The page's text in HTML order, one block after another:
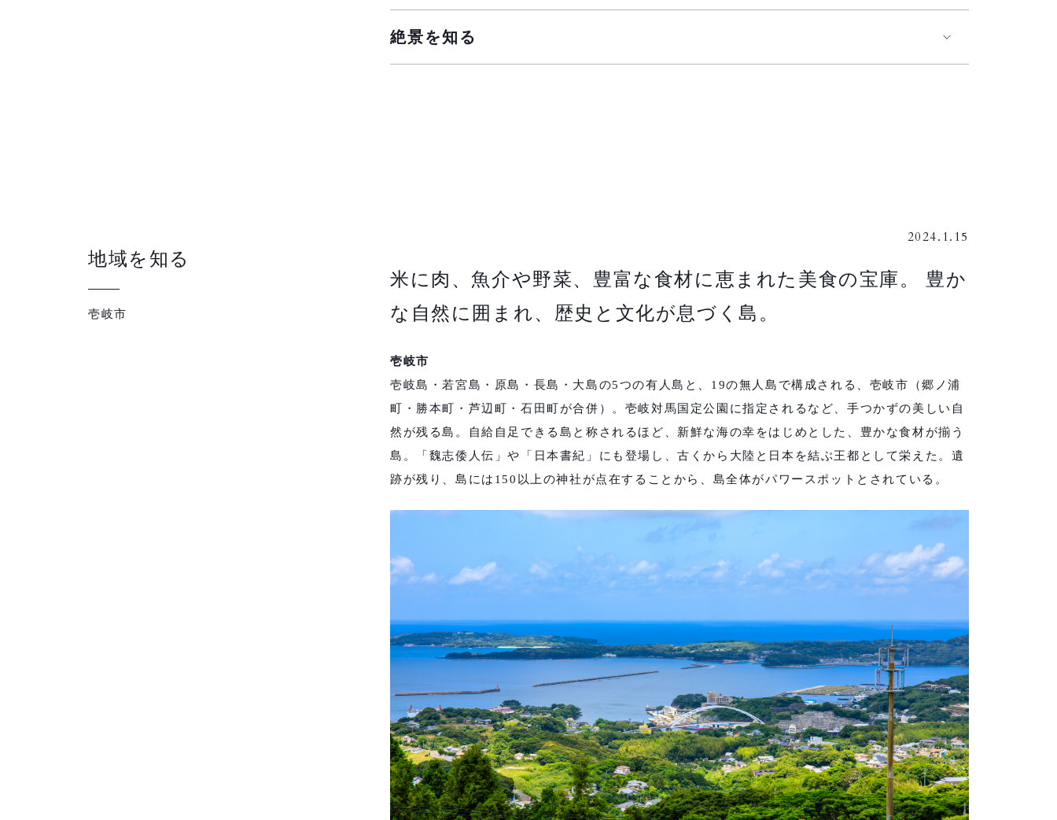
絶景を知る
地域を知る
壱岐市
2024.1.15
米に肉、魚介や野菜、豊富な食材に恵まれた美食の宝庫。 豊か
な自然に囲まれ、歴史と文化が息づく島。
壱岐市
壱岐島・若宮島・原島・長島・大島の5つの有人島と、19の無人島で構成される、壱岐市（郷ノ浦
町・勝本町・芦辺町・石田町が合併）。壱岐対馬国定公園に指定されるなど、手つかずの美しい自
然が残る島。自給自足できる島と称されるほど、新鮮な海の幸をはじめとした、豊かな食材が揃う
島。「魏志倭人伝」や「日本書紀」にも登場し、古くから大陸と日本を結ぶ王都として栄えた。遺
跡が残り、島には150以上の神社が点在することから、島全体がパワースポットとされている。